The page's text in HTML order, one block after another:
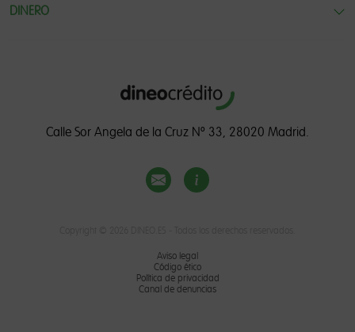
DINERO
Calle Sor Angela de la Cruz Nº 33, 28020 Madrid.
Aviso legal
Código ético
Política de privacidad
Canal de denuncias